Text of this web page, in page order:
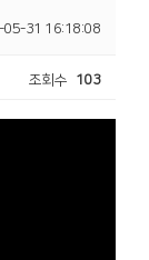
31 16:18:08
조회수 103